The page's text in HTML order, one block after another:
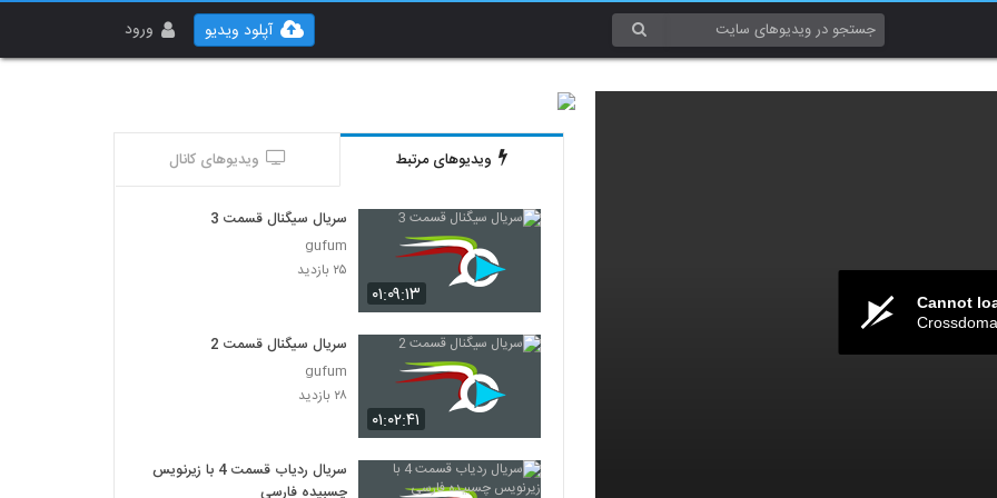
ورود آپلود ویدیو
Cannot
ویدیوهای مرتبط ویدیوهای کانال
۰۱:۰۹:۱۳
سریال سیگنال قسمت 3
gufum
۲۵ بازدید
۰۱:۰۲:۴۱
سریال سیگنال قسمت 2
gufum
۲۸ بازدید
سریال ردیاب قسمت 4 با زیرنویس
چسبیده فارسی